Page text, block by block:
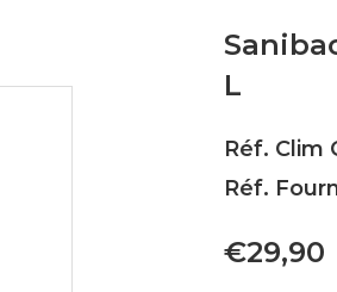
L
Réf. Clim
Réf.
€29,90